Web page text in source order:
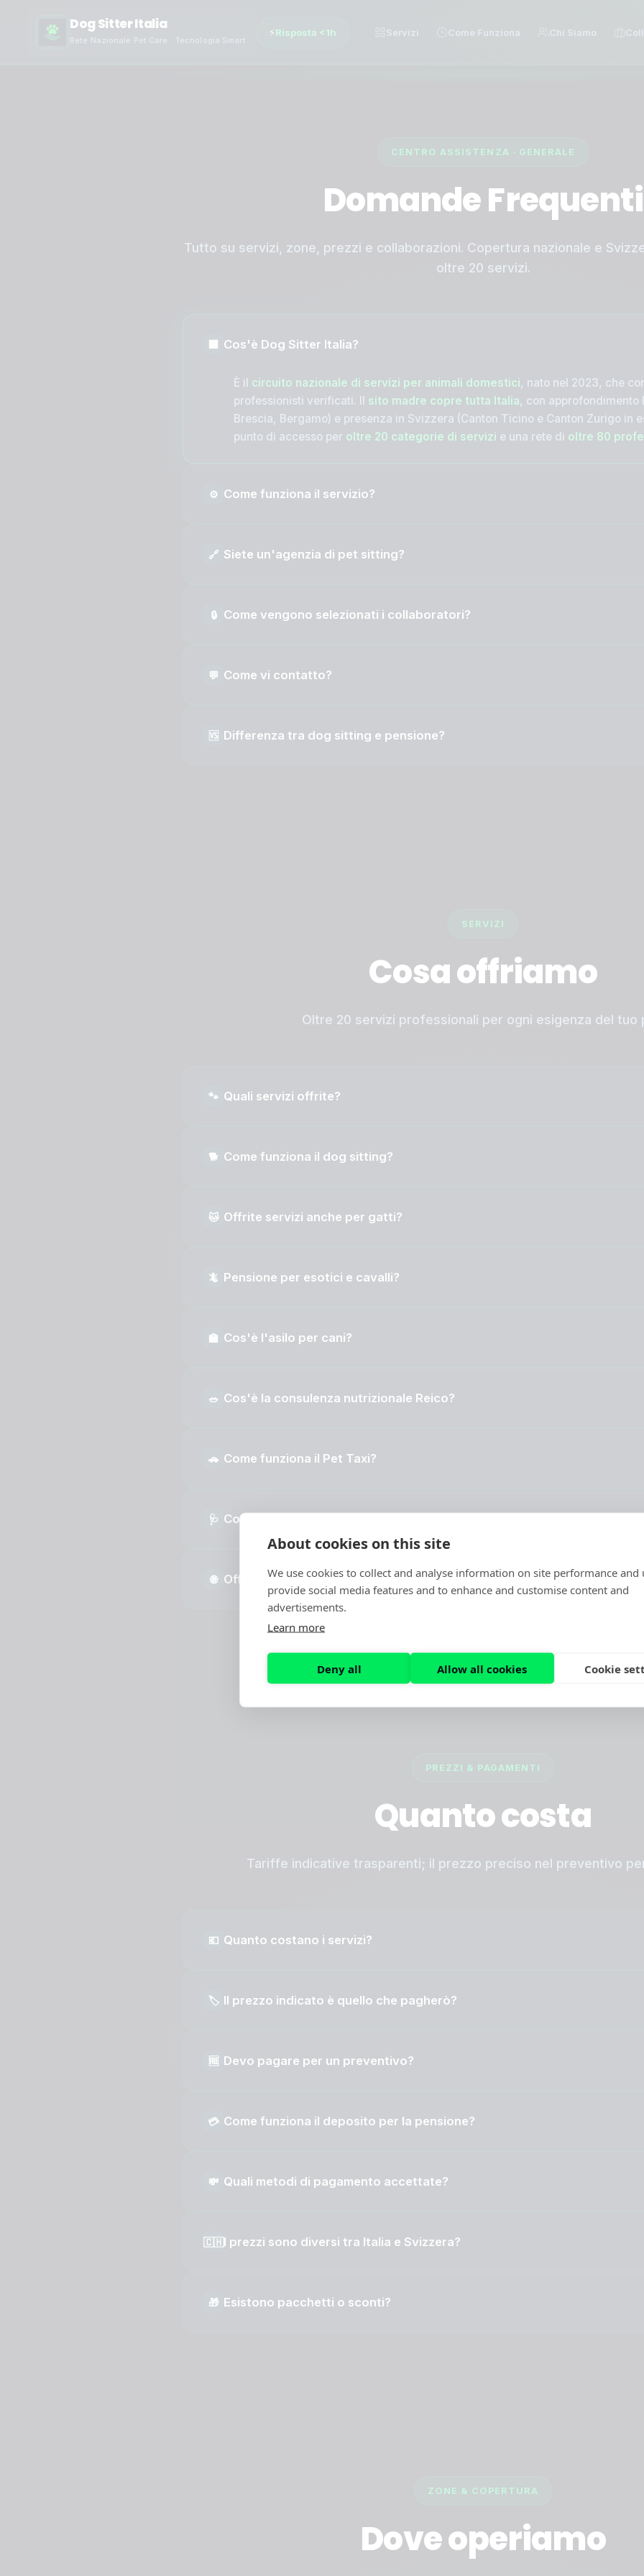
Dog Sitter Italia
Rete Nazionale Pet Care · Tecnologia Smart
⚡Risposta <1h Servizi Come Funziona Chi Siamo
CENTRO ASSISTENZA · GENERALE
Domande Frequenti
Tutto su servizi, zone, prezzi e collaborazioni. Copertura nazionale e
oltre 20 servizi.
Cos'è Dog Sitter Italia?
È il circuito nazionale di servizi per animali domestici, nato nel 2023, che
professionisti verificati. Il sito madre copre tutta Italia, con approfondimento
Brescia, Bergamo) e presenza in Svizzera (Canton Ticino e Canton Zurigo in
punto di accesso per oltre 20 categorie di servizi e una rete di oltre 80
⚙️ Come funziona il servizio?
🔗 Siete un'agenzia di pet sitting?
🔒 Come vengono selezionati i collaboratori?
💬 Come vi contatto?
🆚 Differenza tra dog sitting e pensione?
SERVIZI
Cosa offriamo
Oltre 20 servizi professionali per ogni esigenza del tuo
🐾 Quali servizi offrite?
🐕 Come funziona il dog sitting?
🐱 Offrite servizi anche per gatti?
🦎 Pensione per esotici e cavalli?
🏫 Cos'è l'asilo per cani?
🥗 Cos'è la consulenza nutrizionale Reico?
🚗 Come funziona il Pet Taxi?
🩺 Cosa sono i servizi veterinari olistici?
🌐 Offrite anche sviluppo siti web?
PREZZI & PAGAMENTI
Quanto costa
Tariffe indicative trasparenti; il prezzo preciso nel preventivo
💶 Quanto costano i servizi?
🏷️ Il prezzo indicato è quello che pagherò?
🆓 Devo pagare per un preventivo?
💳 Come funziona il deposito per la pensione?
💸 Quali metodi di pagamento accettate?
🇨🇭 I prezzi sono diversi tra Italia e Svizzera?
🎁 Esistono pacchetti o sconti?
ZONE & COPERTURA
Dove operiamo
About cookies on this site
We use cookies to collect and analyse information on site performance and
provide social media features and to enhance and customise content and
advertisements.
Learn more
Deny all Allow all cookies Cookie